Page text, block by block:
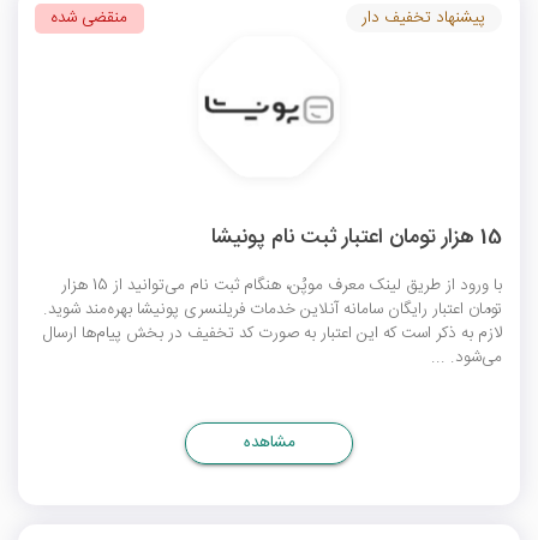
15 هزار تومان اعتبار ثبت نام پونیشا
با ورود از طریق لینک معرف موپُن، هنگام ثبت نام می‌توانید از 15 هزار
تومان اعتبار رایگان سامانه آنلاین خدمات فریلنسری پونیشا بهره‌مند شوید.
لازم به ذکر است که این اعتبار به صورت کد تخفیف در بخش پیام‌ها ارسال
می‌شود. ...
پیشنهاد تخفیف دار منقضی شده
مشاهده